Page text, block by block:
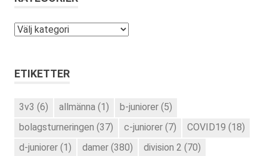
Kategorier
ETIKETTER
3v3 (6) allmänna (1) b-juniorer (5)
bolagsturneringen (37) c-juniorer (7) COVID19 (18)
d-juniorer (1) damer (380) division 2 (70)